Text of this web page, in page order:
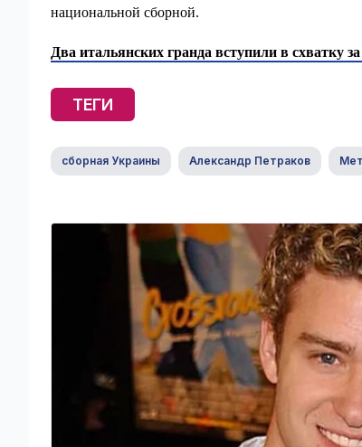
национальной сборной.
Два итальянских гранда вступили в схватку
ТЕГИ
сборная Украины Александр Петраков